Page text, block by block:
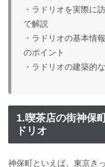
・ラドリオを実際に
で解説
・ラドリオの基本情
のポイント
・ラドリオの建築的
1.喫茶店の街神保
ドリオ
神保町といえば、東京き